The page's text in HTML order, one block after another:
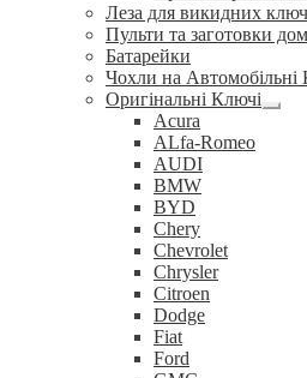
Леза для викидних
Пульти та заготовки
Батарейки
Чохли на Автомобільні
Оригінальні Ключі
Acura
ALfa-Romeo
AUDI
BMW
BYD
Chery
Chevrolet
Chrysler
Citroen
Dodge
Fiat
Ford